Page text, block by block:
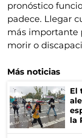
pronóstico
padece. Llegar
más importante
morir o
Más noticias
El
la